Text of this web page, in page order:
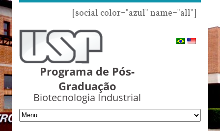
[social color="azul" name="all"]
Programa de Pós-
Graduação
Biotecnologia Industrial